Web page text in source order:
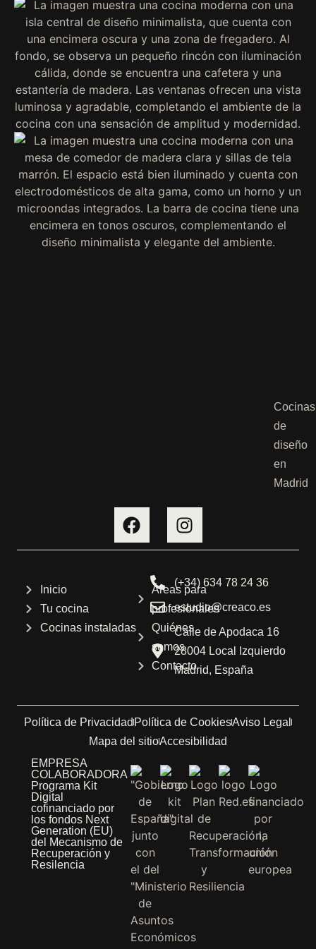
Cocinas
de
diseño
en
Madrid
Inicio
Tu cocina
Cocinas instaladas
Áreas para
profesionales
Quiénes
somos
Contacto
(+34) 634 78 24 36
estudio@creaco.es
Calle de Apodaca 16
28004 Local Izquierdo
Madrid, España
Política de Privacidad Política de CookiesAviso Legal
Mapa del sitioAccesibilidad
EMPRESA
COLABORADORA
Programa Kit
Digital
cofinanciado por
los fondos Next
Generation (EU)
del Mecanismo de
Recuperación y
Resilencia